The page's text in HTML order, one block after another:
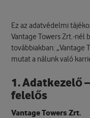
Ez az adatvédelmi
Vantage Towers Zrt.-
továbbiakban: „Vantage
mutat a nálunk való
1. Adatkezelő
felelős
Vantage Towers Zrt.